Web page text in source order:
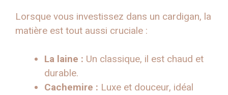
Lorsque vous investissez dans un cardigan, la
matière est tout aussi cruciale :
La laine : Un classique, il est chaud et
durable.
Cachemire : Luxe et douceur, idéal